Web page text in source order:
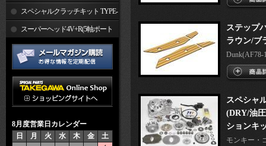
エンジンパーツ
スペシャルクラッチキット TYPE-
スーパーヘッド4V+R(5軸ポート
加工)
8月度営業日カレンダー
日
月 火 水 木 金 土
ステップ
ラウン/ブ
Dunk(AF78-
スペシャ
(DRY/油
ションキ
モンキー・